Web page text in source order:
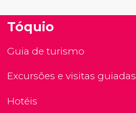
Tóquio
Guia de turismo
Excursões e visitas guiadas
Hotéis